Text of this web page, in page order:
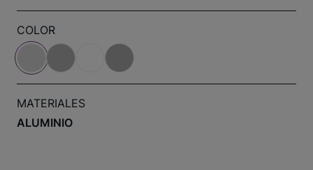
COLOR
MATERIALES
ALUMINIO